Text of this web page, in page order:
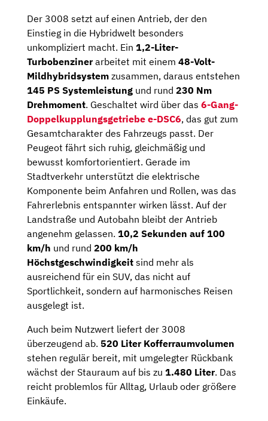
Der 3008 setzt auf einen Antrieb, der den
Einstieg in die Hybridwelt besonders
unkompliziert macht. Ein 1,2-Liter-
Turbobenzinerarbeitet mit einem 48-Volt-
Mildhybridsystem zusammen, daraus entstehen
145 PS Systemleistung und rund 230 Nm
Drehmoment. Geschaltet wird über das 6-Gang-
Doppelkupplungsgetriebe e-DSC6, das gut zum
Gesamtcharakter des Fahrzeugs passt. Der
Peugeot fährt sich ruhig, gleichmäßig und
bewusst komfortorientiert. Gerade im
Stadtverkehr unterstützt die elektrische
Komponente beim Anfahren und Rollen, was das
Fahrerlebnis entspannter wirken lässt. Auf der
Landstraße und Autobahn bleibt der Antrieb
angenehm gelassen. 10,2 Sekunden auf 100
km/h und rund 200 km/h
Höchstgeschwindigkeit sind mehr als
ausreichend für ein SUV, das nicht auf
Sportlichkeit, sondern auf harmonisches Reisen
ausgelegt ist.
Auch beim Nutzwert liefert der 3008
überzeugend ab. 520 Liter Kofferraumvolumen
stehen regulär bereit, mit umgelegter Rückbank
wächst der Stauraum auf bis zu 1.480 Liter. Das
reicht problemlos für Alltag, Urlaub oder größere
Einkäufe.